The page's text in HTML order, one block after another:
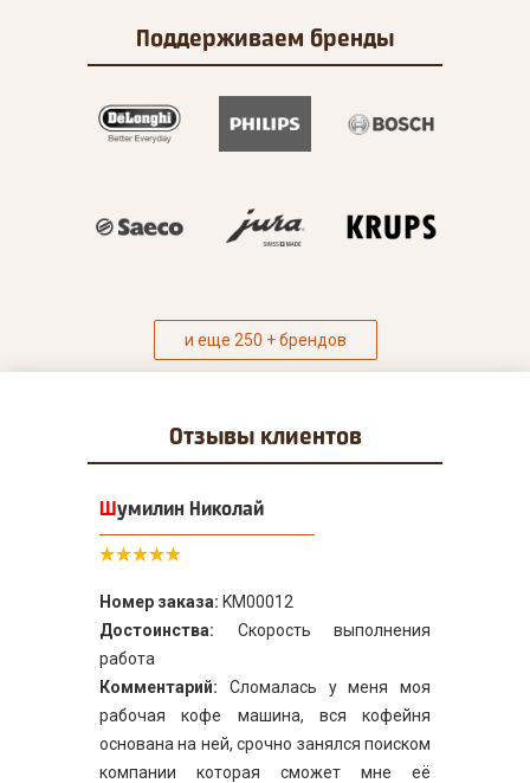
Поддерживаем бренды
и еще 250 + брендов
Отзывы клиентов
Шумилин Николай
Номер заказа: KM00012
Достоинства: Скорость выполнения
работа
Комментарий: Сломалась у меня моя
рабочая кофе машина, вся кофейня
основана на ней, срочно занялся поиском
компании которая сможет мне её